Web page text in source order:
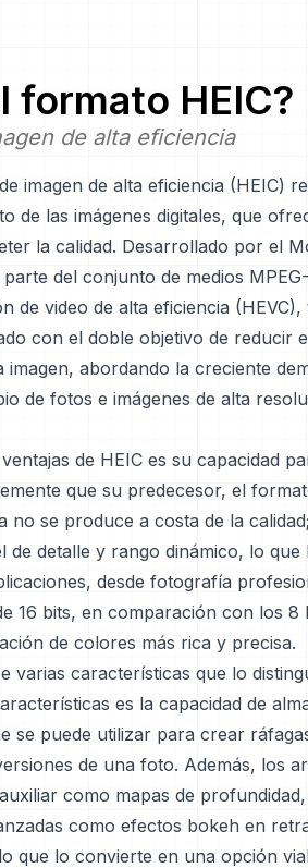
formato HEIC?
de alta eficiencia
imagen de alta eficiencia (HEIC)
de las imágenes digitales, que
la calidad. Desarrollado por el
del conjunto de medios
de video de alta eficiencia
con el doble objetivo de reducir
imagen, abordando la creciente
de fotos e imágenes de alta
de HEIC es su capacidad
que su predecesor, el
no se produce a costa de la
de detalle y rango dinámico, lo que
desde fotografía
16 bits, en comparación con los 8
de colores más rica y precisa.
varias características que lo
es la capacidad de
se puede utilizar para crear
de una foto. Además, los
como mapas de
como efectos bokeh en
que lo convierte en una opción